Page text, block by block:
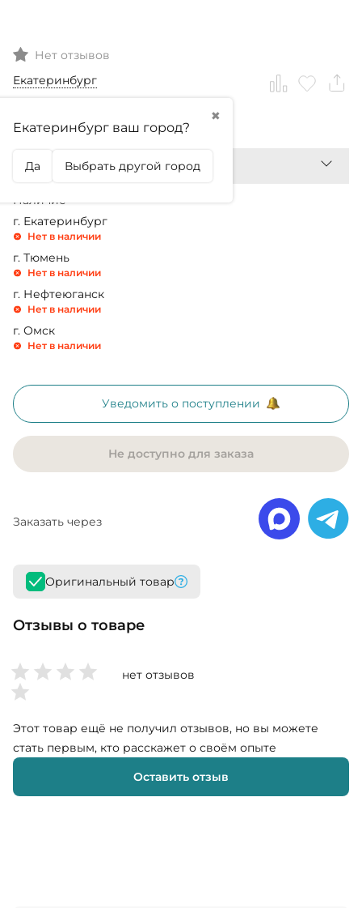
Нет отзывов
Екатеринбург
✖
Екатеринбург ваш город?
Да Выбрать другой город
99,99₽
Наличие
г. Екатеринбург
Нет в наличии
г. Тюмень
Нет в наличии
г. Нефтеюганск
Нет в наличии
г. Омск
Нет в наличии
Уведомить о поступлении
Не доступно для заказа
Заказать через
Оригинальный товар
Отзывы о товаре
нет отзывов
Этот товар ещё не получил отзывов, но вы можете
стать первым, кто расскажет о своём опыте
Оставить отзыв